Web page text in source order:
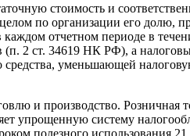
стоимость и
по организации его
отчетном периоде в
2 ст. 34619 НК РФ), а
уменьшающей
и производство. Розничная
упрощенную систему
полезного использования